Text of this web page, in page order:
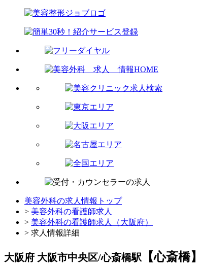
美容外科の求人情報トップ
> 美容外科の看護師求人
> 美容外科の看護師求人（大阪府）
> 求人情報詳細
大阪府 大阪市中央区/心斎橋駅
【心斎